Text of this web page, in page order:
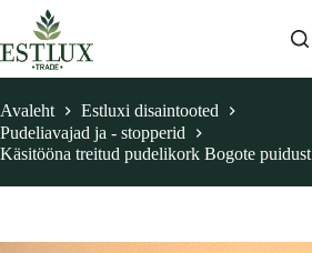
content
Avaleht
Estluxi disaintooted
Pudeliavajad ja - stopperid
Käsitööna treitud pudelikork Bogote puidust